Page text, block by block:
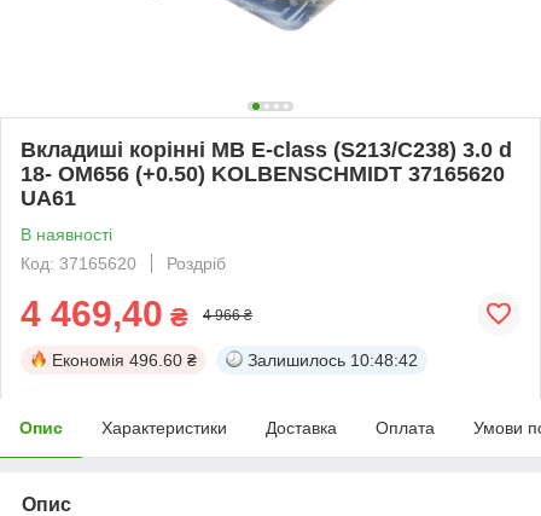
Вкладиші корінні MB E-class (S213/C238) 3.0 d
18- OM656 (+0.50) KOLBENSCHMIDT 37165620
UA61
В наявності
Код: 37165620
Роздріб
4 469,40 ₴ 4 966 ₴
Економія 496.60 ₴ Залишилось 10:48:42
Опис Характеристики Доставка Оплата Умови
Опис